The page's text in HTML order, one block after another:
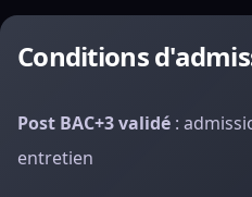
Conditions
Post BAC+3 validé :
entretien